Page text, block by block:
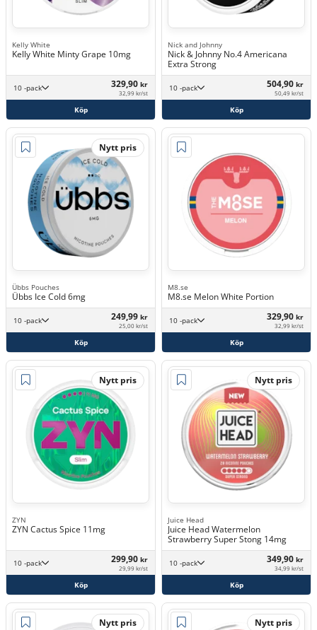
Kelly White
Kelly White Minty Grape 10mg
10 -pack 329,90 kr
32,99 kr/st
Köp
Nick and Johnny
Nick & Johnny No.4 Americana
Extra Strong
10 -pack 504,90 kr
50,49 kr/st
Köp
Nytt pris
Übbs Pouches
Übbs Ice Cold 6mg
10 -pack 249,99 kr
25,00 kr/st
Köp
M8.se
M8.se Melon White Portion
10 -pack 329,90 kr
32,99 kr/st
Köp
Nytt pris
ZYN
ZYN Cactus Spice 11mg
10 -pack 299,90 kr
29,99 kr/st
Köp
Nytt pris
Juice Head
Juice Head Watermelon
Strawberry Super Stong 14mg
10 -pack 349,90 kr
34,99 kr/st
Köp
Nytt pris Nytt pris